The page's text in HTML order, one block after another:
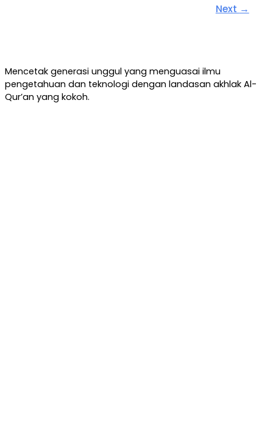
Next →
Mencetak generasi unggul yang menguasai ilmu
pengetahuan dan teknologi dengan landasan akhlak Al-
Qur’an yang kokoh.